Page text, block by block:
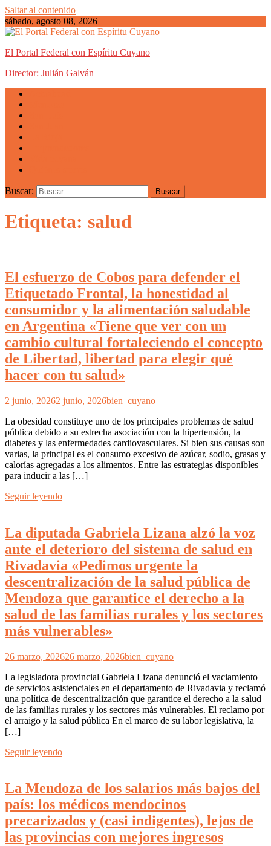
Saltar al contenido
sábado, agosto 08, 2026
El Portal Federal con Espíritu Cuyano
Director: Julián Galván
Buscar:
Etiqueta: salud
El esfuerzo de Cobos para defender el
Etiquetado Frontal, la honestidad al
consumidor y la alimentación saludable
en Argentina «Tiene que ver con un
cambio cultural fortaleciendo el concepto
de Libertad, libertad para elegir qué
hacer con tu salud»
2 junio, 20262 junio, 2026bien_cuyano
La obesidad constituye uno de los principales problemas de salud
pública debido a su estrecha asociación con la hipertensión, la
diabetes y las enfermedades cardiovasculares. Si bien sus causas son
varias, la principal es el consumo excesivo de azúcar, sodio, grasas y
calorías agregadas a los alimentos. Entre las estrategias disponibles
para inducir a las […]
Seguir leyendo
La diputada Gabriela Lizana alzó la voz
ante el deterioro del sistema de salud en
Rivadavia «Pedimos urgente la
descentralización de la salud pública de
Mendoza que garantice el derecho a la
salud de las familias rurales y los sectores
más vulnerables»
26 marzo, 202626 marzo, 2026bien_cuyano
La legisladora provincial Gabriela Lizana denunció el vaciamiento
de servicios asistenciales en el departamento de Rivadavia y reclamó
una política de descentralización que garantice el derecho a la salud
de las familias rurales y los sectores más vulnerables. El reclamo por
el arraigo y la salud pública En el marco de su labor legislativa, la
[…]
Seguir leyendo
La Mendoza de los salarios más bajos del
país: los médicos mendocinos
precarizados y (casi indigentes), lejos de
las provincias con mejores ingresos